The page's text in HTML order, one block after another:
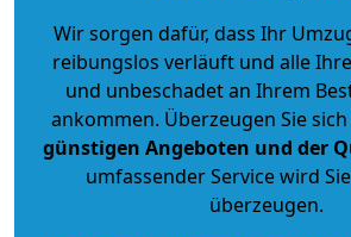
Wir sorgen dafür, dass Ihr
reibungslos verläuft und alle
und unbeschadet an Ihrem
ankommen. Überzeugen Sie
günstigen Angeboten und der
umfassender Service wird
überzeugen.